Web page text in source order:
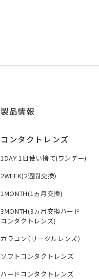
製品情報
コンタクトレンズ
1DAY 1日使い捨て(ワンデー)
2WEEK(2週間交換)
1MONTH(1ヵ月交換)
3MONTH(3ヵ月交換ハード
コンタクトレンズ)
カラコン（サークルレンズ）
ソフトコンタクトレンズ
ハードコンタクトレンズ